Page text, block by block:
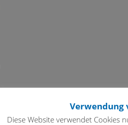
Verwendung
Diese Website verwendet Cookies